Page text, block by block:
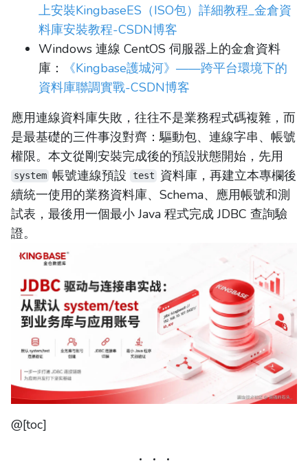
上安裝KingbaseES（ISO包）詳細教程_金倉資
料庫安裝教程-CSDN博客
Windows 連線 CentOS 伺服器上的金倉資料
庫：
《Kingbase護城河》——跨平台環境下的
資料庫聯調實戰-CSDN博客
應用連線資料庫失敗，往往不是業務程式碼複雜，而
是最基礎的三件事沒對齊：驅動包、連線字串、帳號
權限。本文從剛安裝完成後的預設狀態開始，先用
system 帳號連線預設 test
資料庫，再建立本專欄後
續統一使用的業務資料庫、Schema、應用帳號和測
試表，最後用一個最小 Java 程式完成 JDBC 查詢驗
證。
@[toc]